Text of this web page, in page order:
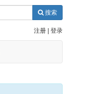
搜索
注册 登录